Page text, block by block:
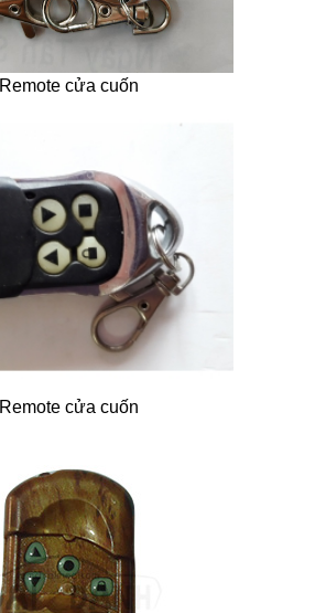
Remote cửa cuốn
Remote cửa cuốn